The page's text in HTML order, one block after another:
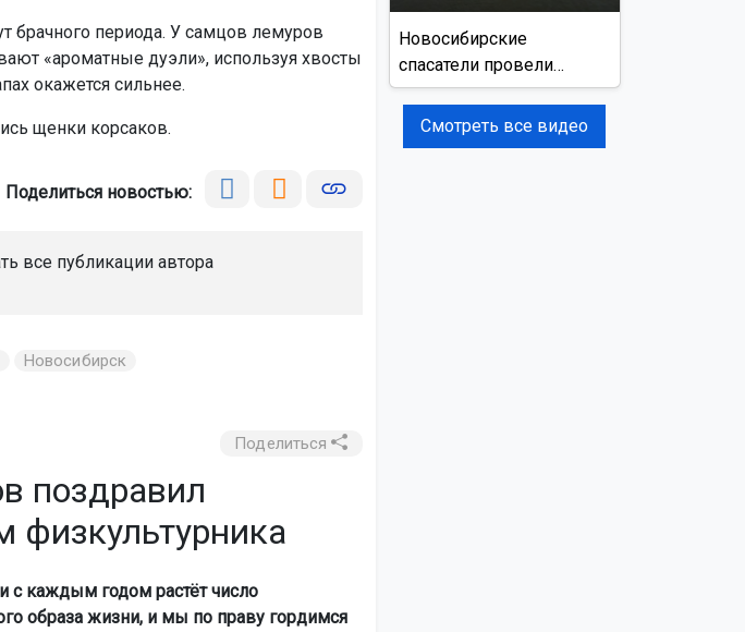
брачного периода. У самцов лемуров
«ароматные дуэли», используя хвосты
окажется сильнее.
щенки корсаков.
Поделиться новостью:
все публикации автора
Новосибирск
Поделиться
поздравил
физкультурника
с каждым годом растёт число
образа жизни, и мы по праву гордимся
Новосибирские
спасатели провели
учения на реке Обь
Смотреть все видео